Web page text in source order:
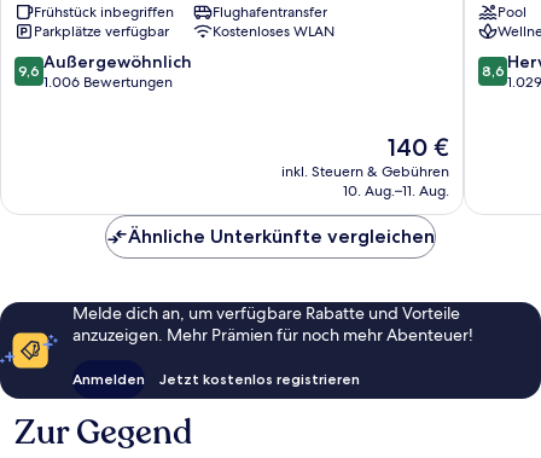
Prager
Stadtzentrum
Frühstück inbegriffen
Flughafentransfer
Parkplätze verfügbar
Kostenloses WLAN
9.6
von
9,6 Außergewöhnlich
1.006 Bewertungen
Der
Preis
beträgt
140 €
inkl. Steuern & Gebühren
10. Aug.–11. Aug.
Karlín
Pool
8.6
von
8,6
Ähnliche Unterkünfte vergleichen
Melde dich an, um verfügbare Rabatte und Vorteile
anzuzeigen. Mehr Prämien für noch mehr Abenteuer!
Anmelden Jetzt kostenlos registrieren
Zur Gegend